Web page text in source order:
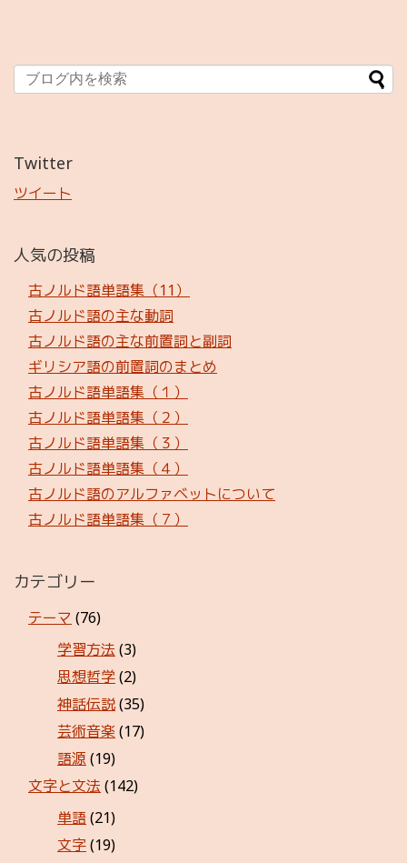
Twitter
ツイート
人気の投稿
古ノルド語単語集（11）
古ノルド語の主な動詞
古ノルド語の主な前置詞と副詞
ギリシア語の前置詞のまとめ
古ノルド語単語集（１）
古ノルド語単語集（２）
古ノルド語単語集（３）
古ノルド語単語集（４）
古ノルド語のアルファベットについて
古ノルド語単語集（７）
カテゴリー
テーマ (76)
学習方法 (3)
思想哲学(2)
神話伝説(35)
芸術音楽 (17)
語源 (19)
文字と文法 (142)
単語(21)
文字(19)